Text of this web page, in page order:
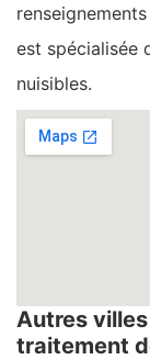
est spécialisée
nuisibles.
Autres
traitement